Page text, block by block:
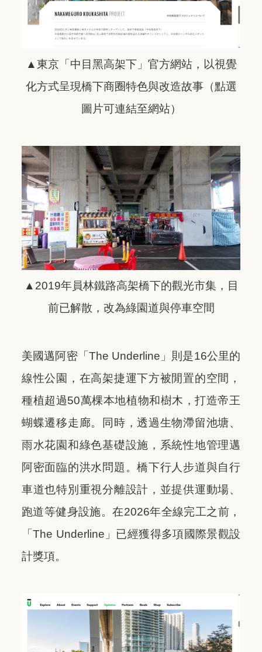
▲東京「中目黑高架下」官方網站，以視覺
化方式呈現橋下商圈特色與改造故事（點選
圖片可連結至網站）
▲2019年員林鐵路高架橋下的觀光市集，目
前已解散，改為綠園道與停車空間
美國邁阿密「The Underline」則是16公里的
線性公園，在高架捷運下方被閒置的空間，
種植超過50萬棵本地植物和樹木，打造帝王
蝴蝶遷移走廊。同時，透過生物滯留池塘、
雨水花園和綠色基礎設施，系統性地管理邁
阿密面臨的洪水問題。橋下行人步道與自行
車道也特別重視分離設計，並提供運動場、
跑道等健身設施。在2026年全線完工之前，
「The Underline」已經獲得多項國際景觀設
計獎項。